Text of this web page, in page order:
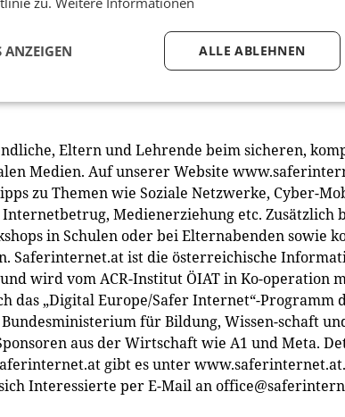
Tipps zur sicheren und verantwortungsvollen
Eltern und Lehrende beim sicheren,
Medien. Auf unserer Website
zu Themen wie Soziale Netzwerke, Cyber-
Medienerziehung etc. Zusätzlich
in Schulen oder bei Elternabenden sowie
Saferinternet.at ist die österreichische
wird vom ACR-Institut ÖIAT in Ko-operation
das „Digital Europe/Safer Internet“-Programm
für Bildung, Wissen-schaft
aus der Wirtschaft wie A1 und Meta.
gibt es unter
Interessierte per E-Mail an
ALLE ABLEHNEN
ANZEIGEN